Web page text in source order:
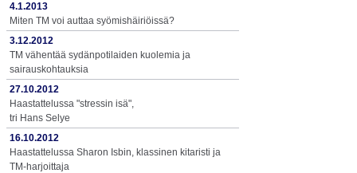
4.1.2013
Miten TM voi auttaa syömishäiriöissä?
3.12.2012
TM vähentää sydänpotilaiden kuolemia ja
sairauskohtauksia
27.10.2012
Haastattelussa "stressin isä",
tri Hans Selye
16.10.2012
Haastattelussa Sharon Isbin, klassinen kitaristi ja
TM-harjoittaja